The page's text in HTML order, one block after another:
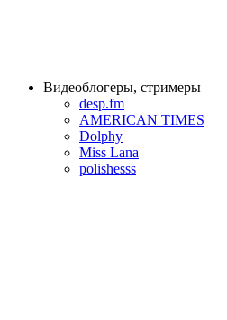
Видеоблогеры, стримеры
desp.fm
AMERICAN TIMES
Dolphy
Miss Lana
polishesss